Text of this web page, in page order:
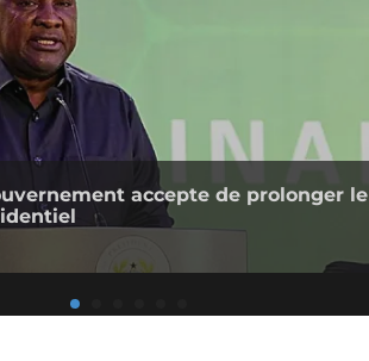
accepte de prolonger le